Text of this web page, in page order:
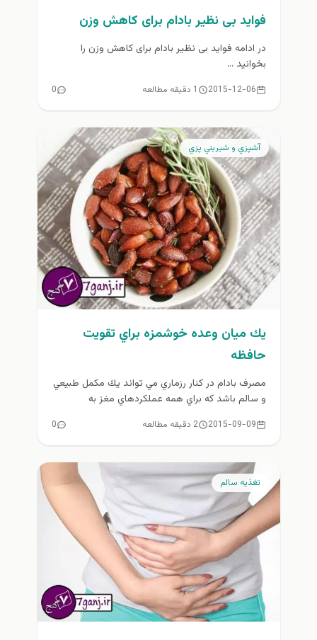
فواید بی نظیر بادام برای کاهش وزن
در ادامه فواید بی نظیر بادام برای کاهش وزن را
بخوانید ...
2015-12-06 1 دقیقه مطالعه 0
آشپزي و شيريني پزي
يك ميان وعده خوشمزه براي تقويت
حافظه
مصرف بادام در كنار رزماري مي تواند يك مكمل طبيعي
و سالم باشد كه براي همه عملكردهاي مغز به
2015-09-09 2 دقیقه مطالعه 0
تغذيه سالم